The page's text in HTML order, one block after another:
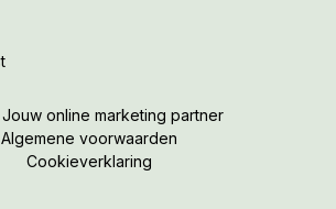
online marketing partner
Algemene voorwaarden
Cookieverklaring